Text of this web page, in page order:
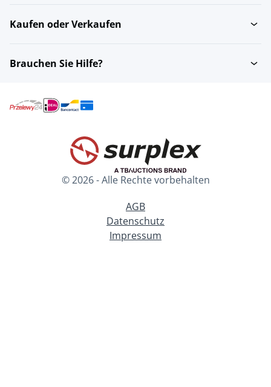
Kaufen oder Verkaufen
Brauchen Sie Hilfe?
© 2026 - Alle Rechte vorbehalten
AGB
Datenschutz
Impressum